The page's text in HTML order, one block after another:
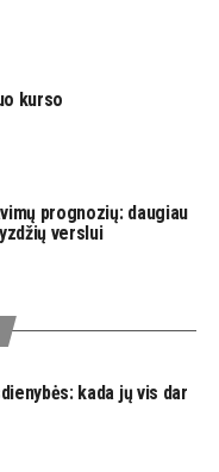
kurso
prognozių: daugiau
verslui
kada jų vis dar